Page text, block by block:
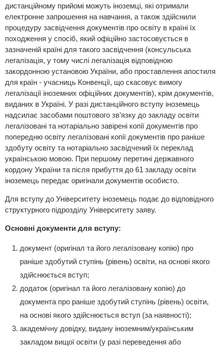
дистанційному прийомі можуть іноземці, які отримали
електронне запрошення на навчання, а також здійснили
процедуру засвідчення документів про освіту в країні їх
походження у спосіб, який офіційно застосовується в
зазначеній країні для такого засвідчення (консульська
легалізація, у тому числі легалізація відповідною
закордонною установою України, або проставлення апостиля
для країн - учасниць Конвенції, що скасовує вимогу
легалізації іноземних офіційних документів), крім документів,
виданих в Україні. У разі дистанційного вступу іноземець
надсилає засобами поштового зв’язку до закладу освіти
легалізовані та нотаріально завірені копії документів про
попередню освіту легалізовані копії документів про раніше
здобуту освіту та нотаріально засвідчений їх переклад
українською мовою. При першому перетині державного
кордону України та після прибуття до 61 закладу освіти
іноземець передає оригінали документів особисто.
Для вступу до Університету іноземець подає до відповідного
структурного підрозділу Університету заяву.
Основні документи для вступу:
документ (оригінал та його легалізовану копію) про
раніше здобутий ступінь (рівень) освіти, на основі якого
здійснюється вступ;
додаток (оригінал та його легалізовану копію) до
документа про раніше здобутий ступінь (рівень) освіти,
на основі якого здійснюється вступ (за наявності);
академічну довідку, видану іноземним/українським
закладом вищої освіти (у разі переведення або